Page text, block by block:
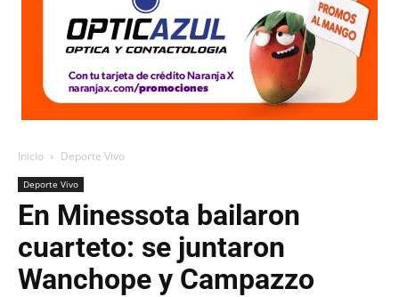
Inicio Deporte Vivo
Deporte Vivo
En Minessota bailaron
cuarteto: se juntaron
Wanchope y Campazzo